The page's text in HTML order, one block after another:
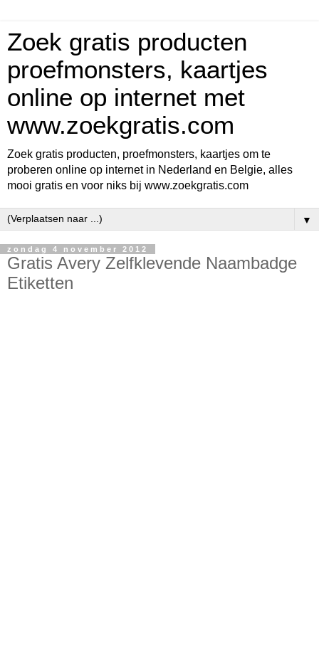
Zoek gratis producten
proefmonsters, kaartjes
online op internet met
www.zoekgratis.com
Zoek gratis producten, proefmonsters, kaartjes om te
proberen online op internet in Nederland en Belgie, alles
mooi gratis en voor niks bij www.zoekgratis.com
▼
zondag 4 november 2012
Gratis Avery Zelfklevende Naambadge
Etiketten